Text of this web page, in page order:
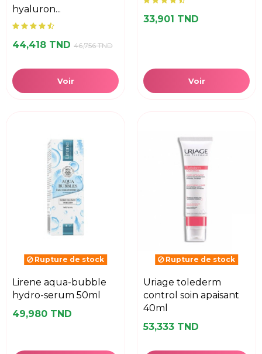
hyaluron...
44,418 TND 46,756 TND
Voir
33,901 TND
Voir
Rupture de stock
lirene aqua-bubble
hydro-serum 50ml
49,980 TND
Rupture de stock
uriage tolederm
control soin apaisant
40ml
53,333 TND